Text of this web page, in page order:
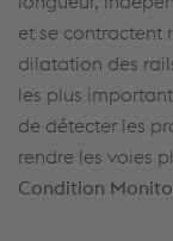
et se contractent
dilatation des
les plus
de détecter les
rendre les voies
Condition